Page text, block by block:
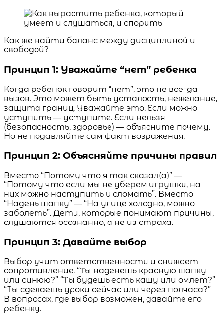
Как же найти баланс между дисциплиной и
свободой?
Принцип 1: Уважайте “нет” ребенка
Когда ребенок говорит “нет”, это не всегда
вызов. Это может быть усталость, нежелание,
защита границ. Уважайте это. Если можно
уступить — уступите. Если нельзя
(безопасность, здоровье) — объясните почему.
Но не подавляйте сам факт возражения.
Принцип 2: Объясняйте причины правил
Вместо “Потому что я так сказал(а)” —
“Потому что если мы не уберем игрушки, на
них можно наступить и сломать”. Вместо
“Надень шапку” — “На улице холодно, можно
заболеть”. Дети, которые понимают причины,
слушаются осознанно, а не из страха.
Принцип 3: Давайте выбор
Выбор учит ответственности и снижает
сопротивление. “Ты наденешь красную шапку
или синюю?” “Ты будешь есть кашу или омлет?”
“Ты сделаешь уроки сейчас или через полчаса?”
В вопросах, где выбор возможен, давайте его
ребенку.